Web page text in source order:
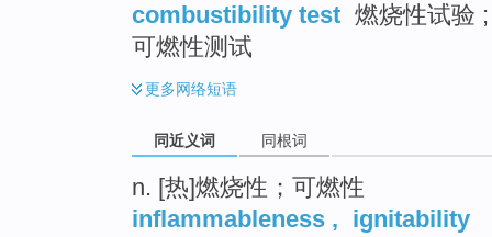
combustibility test 燃烧性试验
可燃性测试
更多网络短语
同近义词 同根词
n. [热]燃烧性；可燃性
inflammableness , ignitability